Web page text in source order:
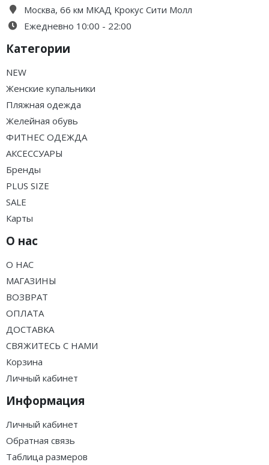
Москва, 66 км МКАД Крокус Сити Молл
Ежедневно 10:00 - 22:00
Категории
NEW
Женские купальники
Пляжная одежда
Желейная обувь
ФИТНЕС ОДЕЖДА
АКСЕССУАРЫ
Бренды
PLUS SIZE
SALE
Карты
О нас
О НАС
МАГАЗИНЫ
ВОЗВРАТ
ОПЛАТА
ДОСТАВКА
СВЯЖИТЕСЬ С НАМИ
Корзина
Личный кабинет
Информация
Личный кабинет
Обратная связь
Таблица размеров